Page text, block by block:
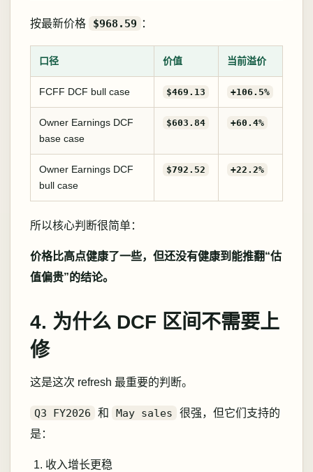
按最新价格 $968.59 ：
口径 价值 当前溢价
FCFF DCF bull case $469.13 +106.5%
Owner Earnings DCF
base case
$603.84 +60.4%
Owner Earnings DCF
bull case
$792.52 +22.2%
所以核心判断很简单：
价格比高点健康了一些，但还没有健康到能推翻“估
值偏贵”的结论。
4. 为什么 DCF 区间不需要上
修
这是这次 refresh 最重要的判断。
Q3 FY2026 和 May sales
很强，但它们支持的
是：
收入增长更稳